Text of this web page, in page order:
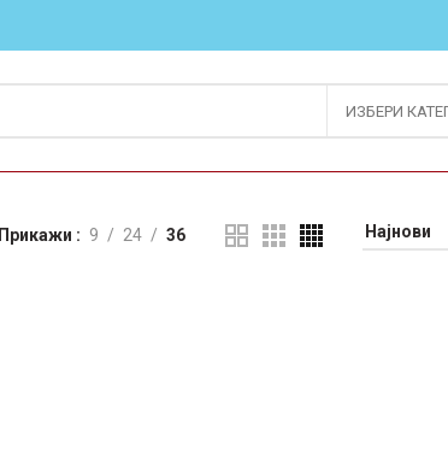
ИЗБЕРИ
Прикажи 9 24 36